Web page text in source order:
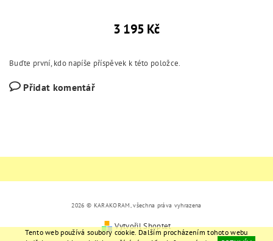
3 195 Kč
Buďte první, kdo napíše příspěvek k této položce.
Přidat komentář
2026 © KARAKORAM, všechna práva vyhrazena
Vytvořil Shoptet
Tento web používá soubory cookie. Dalším procházením tohoto webu